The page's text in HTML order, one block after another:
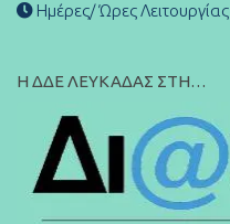
Ημέρες/ Ώρες Λειτουργίας
Η ΔΔΕ ΛΕΥΚΑΔΑΣ ΣΤΗ…